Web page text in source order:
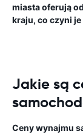
miasta oferują
kraju, co czyni
Jakie są
Ceny wynajmu